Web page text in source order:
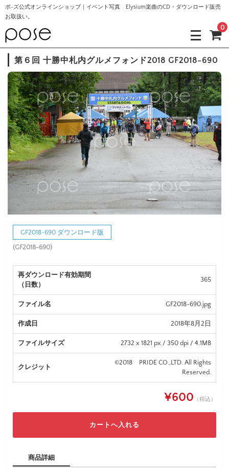
ポ-ズ公式オンラインショップ｜イベント写真 Elysium楽曲のCD・ダウンロード販売
お取扱い。
0
第６回 十勝中札内グルメフォンド2018 GF2018-690
GF2018-690 ダウンロード版
(GF2018-690)
再ダウンロード有効期間
（日数）
365
ファイル名 GF2018-690.jpg
作成日 2018年8月2日
ファイルサイズ 2732 x 1821 px / 350 dpi / 4.1MB
クレジット
©2018 PRIDE CO.,LTD. All Rights
Reserved.
¥600 （税込）
商品詳細